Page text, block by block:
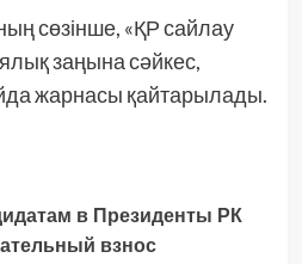
сөзінше, «ҚР сайлау
заңына сәйкес,
жарнасы қайтарылады.
в Президенты РК
взнос